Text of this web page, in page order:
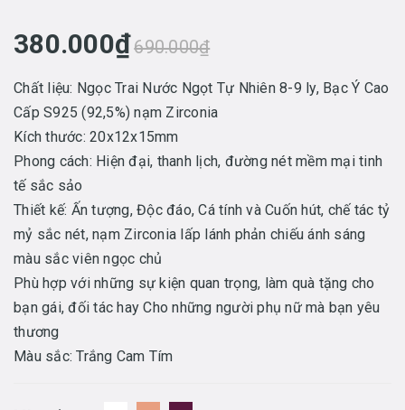
380.000₫690.000₫
Chất liệu: Ngọc Trai Nước Ngọt Tự Nhiên 8-9 ly, Bạc Ý Cao
Cấp S925 (92,5%) nạm Zirconia
Kích thước: 20x12x15mm
Phong cách: Hiện đại, thanh lịch, đường nét mềm mại tinh
tế sắc sảo
Thiết kế: Ấn tượng, Độc đáo, Cá tính và Cuốn hút, chế tác tỷ
mỷ sắc nét, nạm Zirconia lấp lánh phản chiếu ánh sáng
màu sắc viên ngọc chủ
Phù hợp với những sự kiện quan trọng, làm quà tặng cho
bạn gái, đối tác hay Cho những người phụ nữ mà bạn yêu
thương
Màu sắc: Trắng Cam Tím